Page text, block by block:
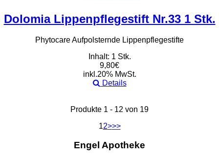
Dolomia Lippenpflegestift Nr.33 1 Stk.
Phytocare Aufpolsternde Lippenpflegestifte
Inhalt: 1 Stk.
9,80€
inkl.20% MwSt.
Details
Produkte 1 - 12 von 19
12>>>
Engel Apotheke